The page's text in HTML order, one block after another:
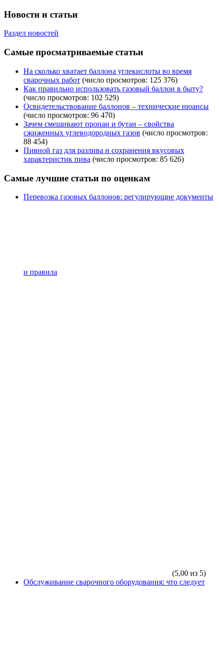
Новости и статьи
Раздел новостей
Самые просматриваемые статьи
На сколько хватает баллона углекислоты во время
сварочных работ (число просмотров: 125 376)
Как правильно использовать газовый баллон в быту?
(число просмотров: 102 529)
Освидетельствование баллонов – технические нюансы
(число просмотров: 96 470)
Зачем смешивают пропан и бутан – свойства
сжиженных углеводородных газов (число просмотров:
88 454)
Пивной газ для разлива и сохранения вкусовых
характеристик пива (число просмотров: 85 626)
Самые лучшие статьи по оценкам
Перевозка газовых баллонов: регулирующие документы
и правила
(5,00 из 5)
Обслуживание сварочного оборудования: что следует